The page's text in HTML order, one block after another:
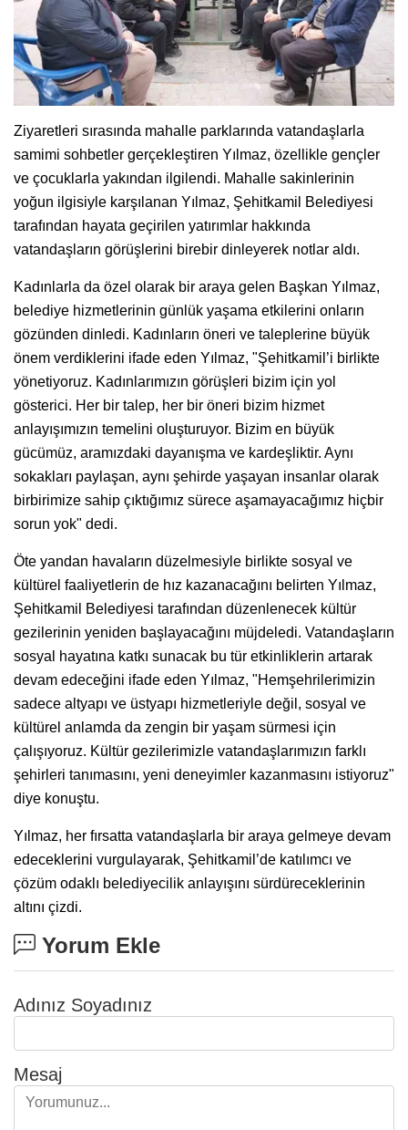
Ziyaretleri sırasında mahalle parklarında vatandaşlarla
samimi sohbetler gerçekleştiren Yılmaz, özellikle gençler
ve çocuklarla yakından ilgilendi. Mahalle sakinlerinin
yoğun ilgisiyle karşılanan Yılmaz, Şehitkamil Belediyesi
tarafından hayata geçirilen yatırımlar hakkında
vatandaşların görüşlerini birebir dinleyerek notlar aldı.
Kadınlarla da özel olarak bir araya gelen Başkan Yılmaz,
belediye hizmetlerinin günlük yaşama etkilerini onların
gözünden dinledi. Kadınların öneri ve taleplerine büyük
önem verdiklerini ifade eden Yılmaz, "Şehitkamil’i birlikte
yönetiyoruz. Kadınlarımızın görüşleri bizim için yol
gösterici. Her bir talep, her bir öneri bizim hizmet
anlayışımızın temelini oluşturuyor. Bizim en büyük
gücümüz, aramızdaki dayanışma ve kardeşliktir. Aynı
sokakları paylaşan, aynı şehirde yaşayan insanlar olarak
birbirimize sahip çıktığımız sürece aşamayacağımız hiçbir
sorun yok" dedi.
Öte yandan havaların düzelmesiyle birlikte sosyal ve
kültürel faaliyetlerin de hız kazanacağını belirten Yılmaz,
Şehitkamil Belediyesi tarafından düzenlenecek kültür
gezilerinin yeniden başlayacağını müjdeledi. Vatandaşların
sosyal hayatına katkı sunacak bu tür etkinliklerin artarak
devam edeceğini ifade eden Yılmaz, "Hemşehrilerimizin
sadece altyapı ve üstyapı hizmetleriyle değil, sosyal ve
kültürel anlamda da zengin bir yaşam sürmesi için
çalışıyoruz. Kültür gezilerimizle vatandaşlarımızın farklı
şehirleri tanımasını, yeni deneyimler kazanmasını istiyoruz"
diye konuştu.
Yılmaz, her fırsatta vatandaşlarla bir araya gelmeye devam
edeceklerini vurgulayarak, Şehitkamil’de katılımcı ve
çözüm odaklı belediyecilik anlayışını sürdüreceklerinin
altını çizdi.
Yorum Ekle
Adınız Soyadınız
Mesaj